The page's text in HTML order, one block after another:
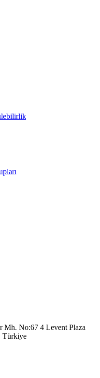
Mh. No:67 4 Levent Plaza
Türkiye